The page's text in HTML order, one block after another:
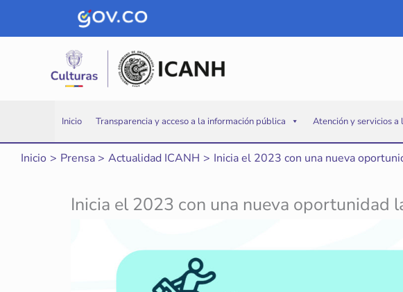
Inicio Transparencia y acceso a la información pública Atención y servicios a
Inicio Prensa Actualidad ICANH Inicia el 2023 con una nueva
Inicia el 2023 con una nueva oportunidad